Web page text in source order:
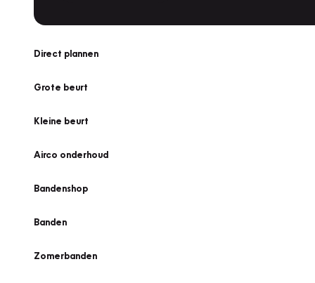
Direct plannen
Grote beurt
Kleine beurt
Airco onderhoud
Bandenshop
Banden
Zomerbanden